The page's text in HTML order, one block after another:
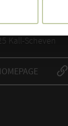
101
Kall-Scheven